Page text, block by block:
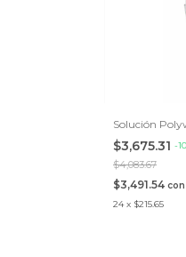
Solución
$3,675.31 -10
$4,083.67
$3,491.54 con
24 x $215.65